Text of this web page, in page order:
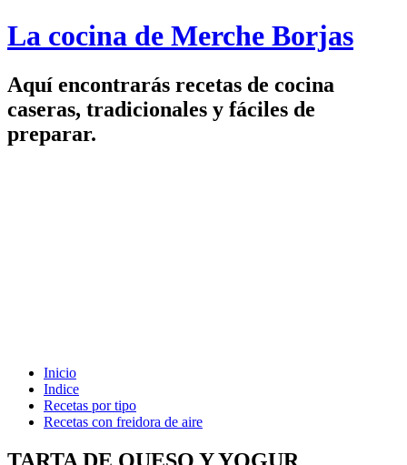
La cocina de Merche Borjas
Aquí encontrarás recetas de cocina
caseras, tradicionales y fáciles de
preparar.
Inicio
Indice
Recetas por tipo
Recetas con freidora de aire
TARTA DE QUESO Y YOGUR